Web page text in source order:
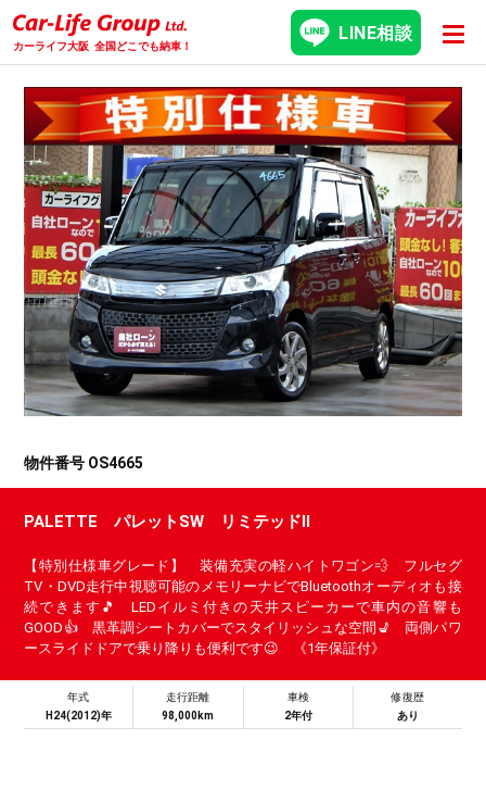
カーライフ大阪 全国どこでも納車！
LINE相談
物件番号 OS4665
PALETTE パレットSW リミテッドⅡ
【特別仕様車グレード】 装備充実の軽ハイトワゴン💨 フルセグ
TV・DVD走行中視聴可能のメモリーナビでBluetoothオーディオも接
続できます🎵 LEDイルミ付きの天井スピーカーで車内の音響も
GOOD👍 黒革調シートカバーでスタイリッシュな空間💺 両側パワ
ースライドドアで乗り降りも便利です😉 《1年保証付》
年式
H24(2012)年
走行距離
98,000km
車検
2年付
修復歴
あり